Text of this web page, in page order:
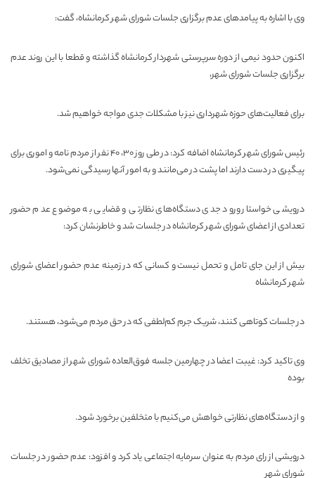
وی با اشاره به پیامدهای عدم برگزاری جلسات شورای شهر کرمانشاه، گفت:
اکنون حدود نیمی از دوره سرپرستی شهردار کرمانشاه گذاشته و قطعا با این روند عدم
برگزاری جلسات شورای شهر،
برای فعالیت‌های حوزه شهرداری نیز با مشکلات جدی مواجه خواهیم شد.
رئیس شورای شهر کرمانشاه اضافه کرد: در طی روز ۳۰، ۴۰ نفر از مردم نامه و اموری برای
پیگیری در دست دارند اما پشت در می‌مانند و به امور آنها رسیدگی نمی‌شود.
درویشی خواستار ورود جدی دستگاه‌های نظارتی و قضایی به موضوع عدم حضور
تعدادی از اعضای شورای شهر کرمانشاه در جلسات شد و خاطرنشان کرد:
بیش از این جای تامل و تحمل نیست و کسانی‌ که در زمینه عدم حضور اعضای شورای
شهر کرمانشاه
در جلسات کوتاهی کنند، شریک جرم کم‌لطفی که در حق مردم می‌شود، هستند.
وی تاکید کرد: غیبت اعضا در چهارمین جلسه فوق‌العاده شورای شهر از مصادیق تخلف
بوده
و از دستگاه‌های نظارتی خواهش می‌کنیم با متخلفین برخورد شود.
درویشی از رای مردم به عنوان سرمایه اجتماعی یاد کرد و افزود: عدم حضور در جلسات
شورای شهر